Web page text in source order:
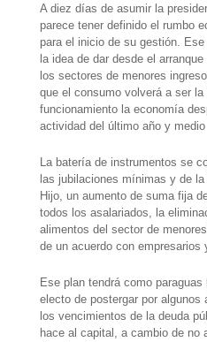
t
A diez días de asumir la
parece tener definido el rumbo
para el inicio de su gestión.
la idea de dar desde el
los sectores de menores
que el consumo volverá a ser
funcionamiento la economía
actividad del último año y medio
La batería de instrumentos se
las jubilaciones mínimas y de
Hijo, un aumento de suma fija
todos los asalariados, la
alimentos del sector de
de un acuerdo con empresarios
Ese plan tendrá como
electo de postergar por
los vencimientos de la deuda
hace al capital, a cambio de no